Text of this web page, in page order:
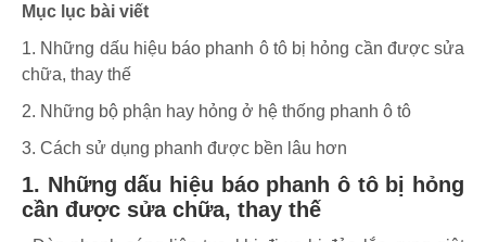
Mục lục bài viết
1. Những dấu hiệu báo phanh ô tô bị hỏng cần được sửa
chữa, thay thế
2. Những bộ phận hay hỏng ở hệ thống phanh ô tô
3. Cách sử dụng phanh được bền lâu hơn
1. Những dấu hiệu báo phanh ô tô bị hỏng
cần được sửa chữa, thay thế